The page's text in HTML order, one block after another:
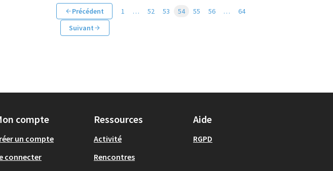
Précédent 1 … 52 53 54 55 56 …
64
Suivant
compte
un compte
connecter
Ressources
Activité
Rencontres
Aide
RGPD